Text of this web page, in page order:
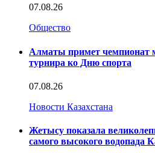
07.08.26
Общество
Алматы примет чемпионат
турнира ко Дню спорта
07.08.26
Новости Казахстана
Жетысу показала
самого высокого водопада